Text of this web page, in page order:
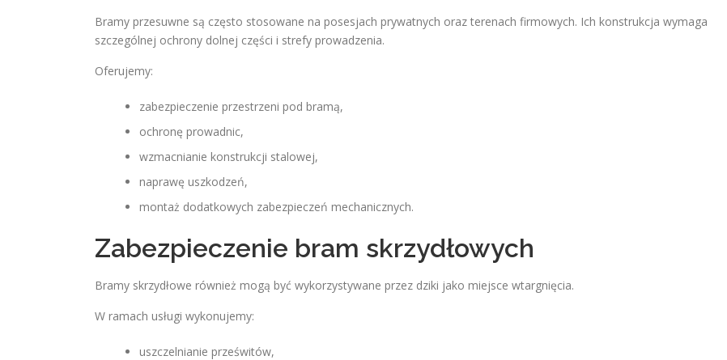
Bramy przesuwne są często stosowane na posesjach prywatnych oraz terenach firmowych. Ich konstrukcja wymaga
szczególnej ochrony dolnej części i strefy prowadzenia.
Oferujemy:
zabezpieczenie przestrzeni pod bramą,
ochronę prowadnic,
wzmacnianie konstrukcji stalowej,
naprawę uszkodzeń,
montaż dodatkowych zabezpieczeń mechanicznych.
Zabezpieczenie bram skrzydłowych
Bramy skrzydłowe również mogą być wykorzystywane przez dziki jako miejsce wtargnięcia.
W ramach usługi wykonujemy:
uszczelnianie prześwitów,